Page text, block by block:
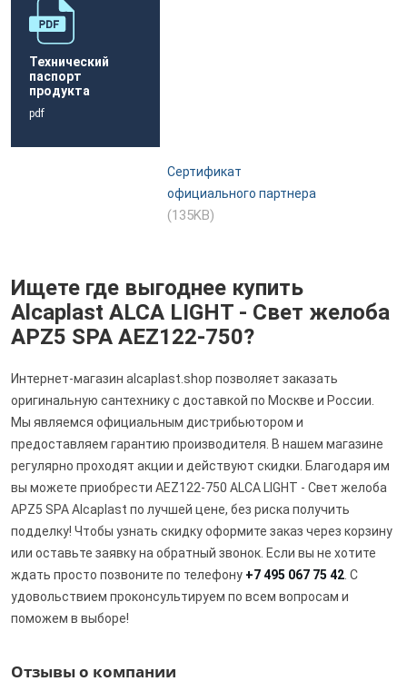
Технический
паспорт
продукта
pdf
Сертификат
официального партнера
(135KB)
Ищете где выгоднее купить
Alcaplast ALCA LIGHT - Свет желоба
APZ5 SPA AEZ122-750?
Интернет-магазин alcaplast.shop позволяет заказать
оригинальную сантехнику с доставкой по Москве и России.
Мы являемся официальным дистрибьютором и
предоставляем гарантию производителя. В нашем магазине
регулярно проходят акции и действуют скидки. Благодаря им
вы можете приобрести AEZ122-750 ALCA LIGHT - Свет желоба
APZ5 SPA Alcaplast по лучшей цене, без риска получить
подделку! Чтобы узнать скидку оформите заказ через корзину
или оставьте заявку на обратный звонок. Если вы не хотите
ждать просто позвоните по телефону +7 495 067 75 42 . С
удовольствием проконсультируем по всем вопросам и
поможем в выборе!
Отзывы о компании